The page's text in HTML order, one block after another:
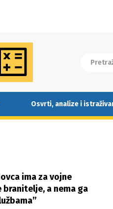
Osvrti, analize i
ima za vojne
branitelje, a nema ga